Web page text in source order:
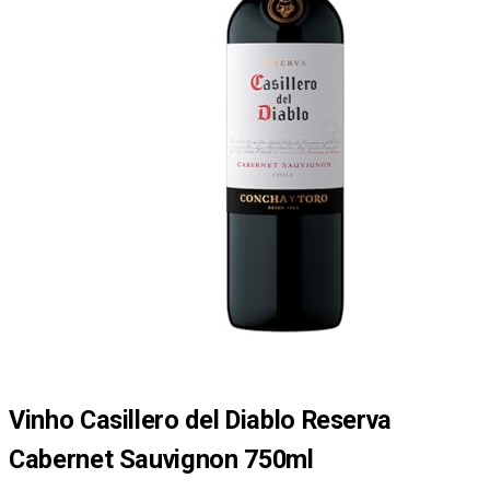
Vinho Casillero del Diablo Reserva
Cabernet Sauvignon 750ml